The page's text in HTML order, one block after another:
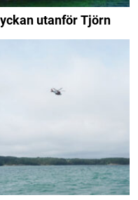
utanför Tjörn